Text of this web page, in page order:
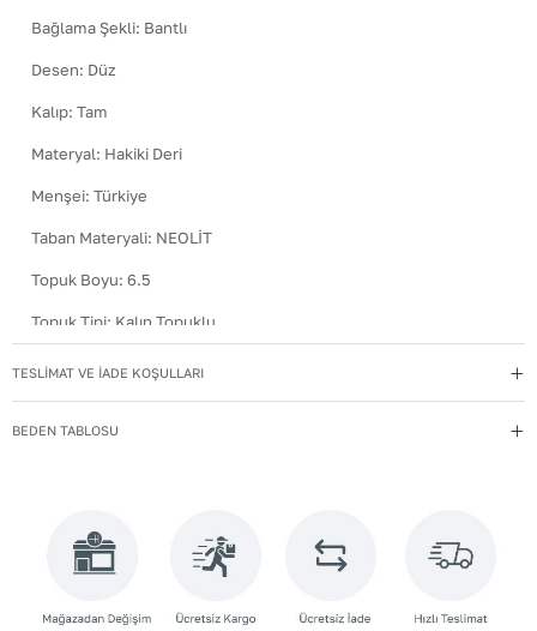
Bağlama Şekli: Bantlı
Desen: Düz
Kalıp: Tam
Materyal: Hakiki Deri
Menşei: Türkiye
Taban Materyali: NEOLİT
Topuk Boyu: 6.5
Topuk Tipi: Kalın Topuklu
Kullanım Talimatı: Direkt güneş ışığından ve ısı kaynaklarından
Yıkama Talimatı
İç Taban Materyali Deri
TESLİMAT VE İADE KOŞULLARI
BEDEN TABLOSU